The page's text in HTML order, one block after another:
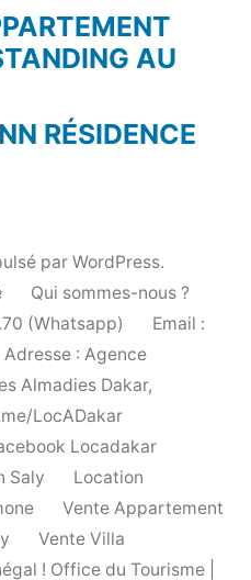
AU
RÉSIDENCE
par WordPress.
Qui sommes-nous ?
(Whatsapp)
Email :
Adresse : Agence
Almadies Dakar,
LocADakar
Locadakar
Saly
Location
Vente Appartement
Vente Villa
! Office du Tourisme |